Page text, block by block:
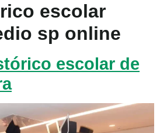
escolar
sp online
escolar de